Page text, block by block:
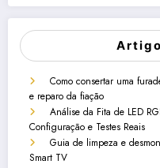
Como consertar uma
e reparo da fiação
Análise da Fita de LED
Configuração e Testes Reais
Guia de limpeza e
Smart TV